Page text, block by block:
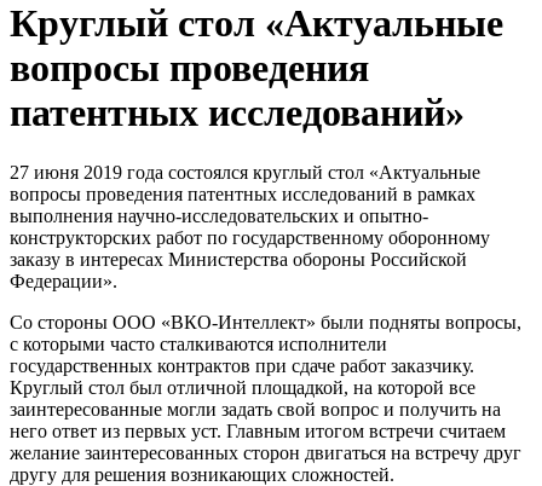
Круглый стол «Актуальные
вопросы проведения
патентных исследований»
27 июня 2019 года состоялся круглый стол «Актуальные
вопросы проведения патентных исследований в рамках
выполнения научно-исследовательских и опытно-
конструкторских работ по государственному оборонному
заказу в интересах Министерства обороны Российской
Федерации».
Со стороны ООО «ВКО-Интеллект» были подняты вопросы,
с которыми часто сталкиваются исполнители
государственных контрактов при сдаче работ заказчику.
Круглый стол был отличной площадкой, на которой все
заинтересованные могли задать свой вопрос и получить на
него ответ из первых уст. Главным итогом встречи считаем
желание заинтересованных сторон двигаться на встречу друг
другу для решения возникающих сложностей.